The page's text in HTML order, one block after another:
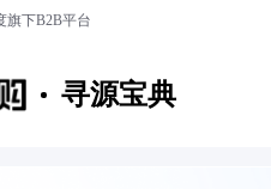
旗下B2B平台
寻源宝典